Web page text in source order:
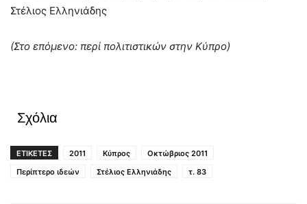
Στέλιος Ελληνιάδης
(Στο επόμενο: περί πολιτιστικών στην Κύπρο)
Σχόλια
ΕΤΙΚΕΤΕΣ 2011 Κύπρος
Οκτώβριος 2011
Περίπτερο ιδεών
Στέλιος Ελληνιάδης τ. 83